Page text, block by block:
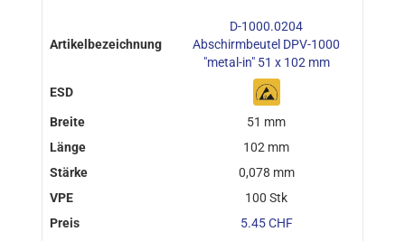
D-1000.0204
Abschirmbeutel DPV-1000
"metal-in" 51 x 102 mm
51 mm
102 mm
0,078 mm
100 Stk
5.45 CHF